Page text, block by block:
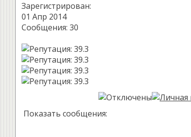
Зарегистрирован:
01 Апр 2014
Сообщения: 30
Показать сообщения: